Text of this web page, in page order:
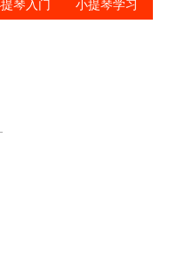
琴入门
小提琴学习